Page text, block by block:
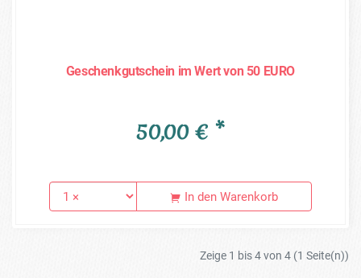
Geschenkgutschein im Wert von 50 EURO
50,00 € *
In den Warenkorb
Zeige 1 bis 4 von 4 (1 Seite(n))